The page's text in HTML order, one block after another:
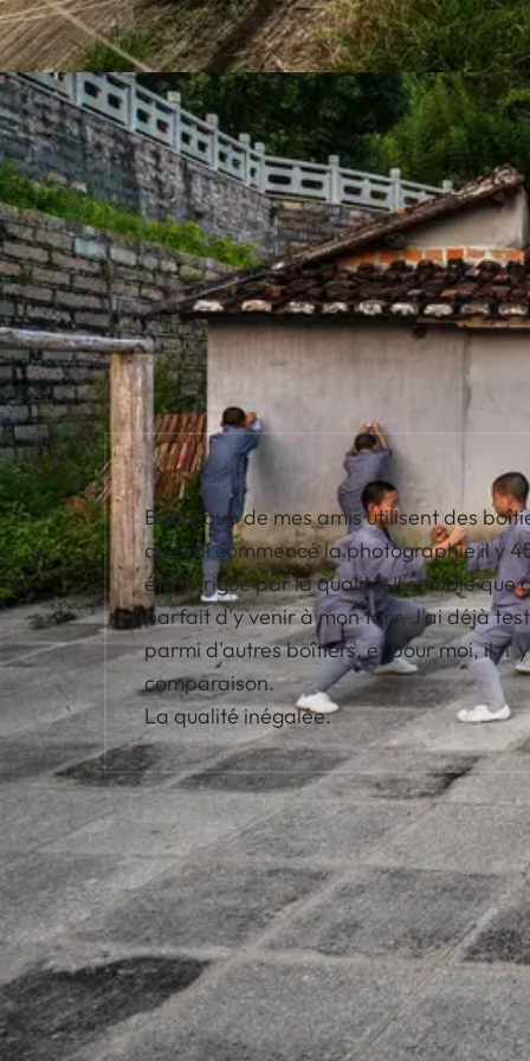
Beaucoup de mes amis utilisent des
que j'ai commencé la photographie il y
été intrigué par la qualité. Il semble que
parfait d'y venir à mon tour. J'ai déjà
parmi d'autres boîtiers, et pour moi, il n'
comparaison.
La qualité inégalée.